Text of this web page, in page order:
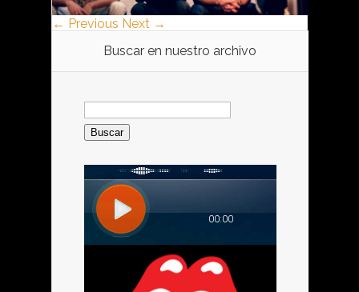
← Previous Next →
Buscar en nuestro archivo
Buscar: